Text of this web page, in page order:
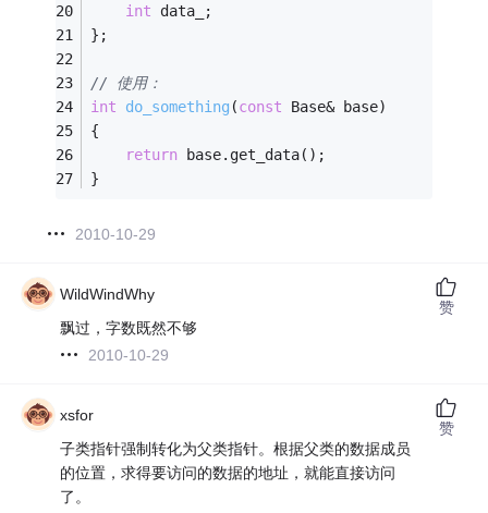
int data_;
};
// 使用：
int
do_something (const Base& base)
{
return base.get_data();
}
2010-10-29
WildWindWhy
飘过，字数既然不够
2010-10-29
赞
xsfor
子类指针强制转化为父类指针。根据父类的数据成员
的位置，求得要访问的数据的地址，就能直接访问
了。
赞